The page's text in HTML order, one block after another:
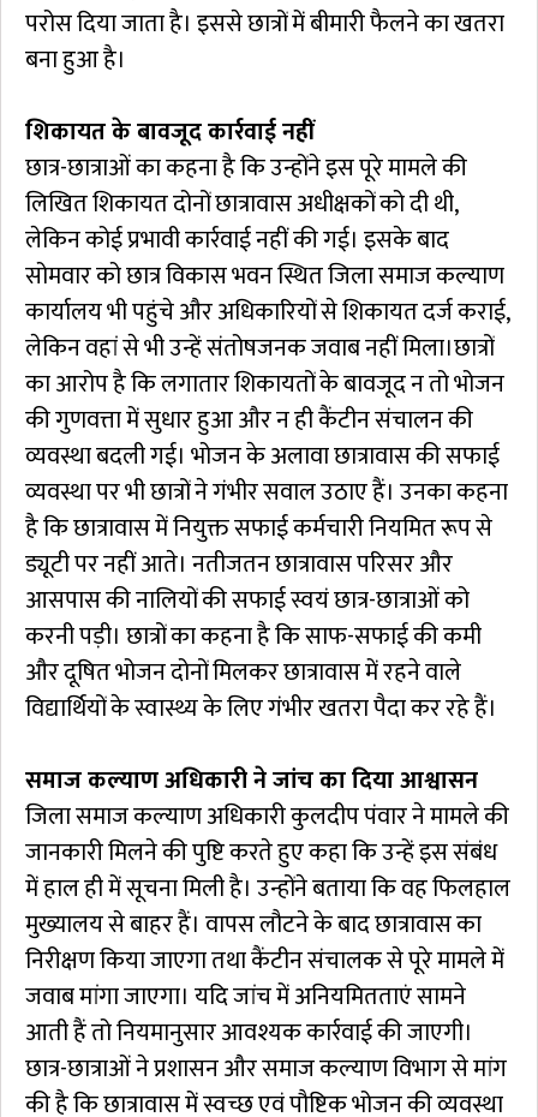
परोस दिया जाता है। इससे छात्रों में बीमारी फैलने का खतरा
बना हुआ है।
शिकायत के बावजूद कार्रवाई नहीं
छात्र-छात्राओं का कहना है कि उन्होंने इस पूरे मामले की
लिखित शिकायत दोनों छात्रावास अधीक्षकों को दी थी,
लेकिन कोई प्रभावी कार्रवाई नहीं की गई। इसके बाद
सोमवार को छात्र विकास भवन स्थित जिला समाज कल्याण
कार्यालय भी पहुंचे और अधिकारियों से शिकायत दर्ज कराई,
लेकिन वहां से भी उन्हें संतोषजनक जवाब नहीं मिला।छात्रों
का आरोप है कि लगातार शिकायतों के बावजूद न तो भोजन
की गुणवत्ता में सुधार हुआ और न ही कैंटीन संचालन की
व्यवस्था बदली गई। भोजन के अलावा छात्रावास की सफाई
व्यवस्था पर भी छात्रों ने गंभीर सवाल उठाए हैं। उनका कहना
है कि छात्रावास में नियुक्त सफाई कर्मचारी नियमित रूप से
ड्यूटी पर नहीं आते। नतीजतन छात्रावास परिसर और
आसपास की नालियों की सफाई स्वयं छात्र-छात्राओं को
करनी पड़ी। छात्रों का कहना है कि साफ-सफाई की कमी
और दूषित भोजन दोनों मिलकर छात्रावास में रहने वाले
विद्यार्थियों के स्वास्थ्य के लिए गंभीर खतरा पैदा कर रहे हैं।
समाज कल्याण अधिकारी ने जांच का दिया आश्वासन
जिला समाज कल्याण अधिकारी कुलदीप पंवार ने मामले की
जानकारी मिलने की पुष्टि करते हुए कहा कि उन्हें इस संबंध
में हाल ही में सूचना मिली है। उन्होंने बताया कि वह फिलहाल
मुख्यालय से बाहर हैं। वापस लौटने के बाद छात्रावास का
निरीक्षण किया जाएगा तथा कैंटीन संचालक से पूरे मामले में
जवाब मांगा जाएगा। यदि जांच में अनियमितताएं सामने
आती हैं तो नियमानुसार आवश्यक कार्रवाई की जाएगी।
छात्र-छात्राओं ने प्रशासन और समाज कल्याण विभाग से मांग
की है कि छात्रावास में स्वच्छ एवं पौष्टिक भोजन की व्यवस्था